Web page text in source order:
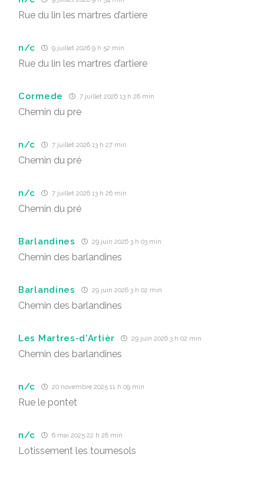
Rue du lin les martres d’artiere
n/c 9 juillet 2026 9 h 52 min
Rue du lin les martres d’artiere
Cormede 7 juillet 2026 13 h 28 min
Chemin du pre
n/c 7 juillet 2026 13 h 27 min
Chemin du pré
n/c 7 juillet 2026 13 h 26 min
Chemin du pré
Barlandines 29 juin 2026 3 h 03 min
Chemin des barlandines
Barlandines 29 juin 2026 3 h 02 min
Chemin des barlandines
Les Martres-d'Artièr 29 juin 2026 3 h 02 min
Chemin des barlandines
n/c 20 novembre 2025 11 h 09 min
Rue le pontet
n/c 6 mai 2025 22 h 28 min
Lotissement les tournesols